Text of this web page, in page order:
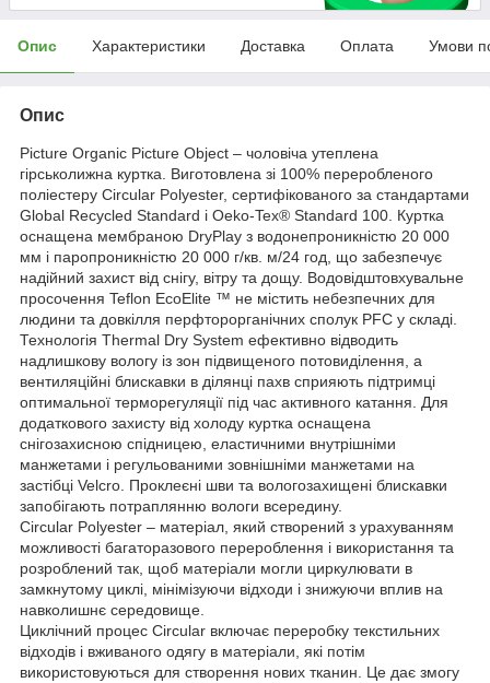
Опис Характеристики Доставка Оплата Умови
Опис
Picture Organic Picture Object – чоловіча утеплена
гірськолижна куртка. Виготовлена зі 100% переробленого
поліестеру Circular Polyester, сертифікованого за стандартами
Global Recycled Standard і Oeko-Tex® Standard 100. Куртка
оснащена мембраною DryPlay з водонепроникністю 20 000
мм і паропроникністю 20 000 г/кв. м/24 год, що забезпечує
надійний захист від снігу, вітру та дощу. Водовідштовхувальне
просочення Teflon EcoElite ™ не містить небезпечних для
людини та довкілля перфторорганічних сполук PFC у складі.
Технологія Thermal Dry System ефективно відводить
надлишкову вологу із зон підвищеного потовиділення, а
вентиляційні блискавки в ділянці пахв сприяють підтримці
оптимальної терморегуляції під час активного катання. Для
додаткового захисту від холоду куртка оснащена
снігозахисною спідницею, еластичними внутрішніми
манжетами і регульованими зовнішніми манжетами на
застібці Velcro. Проклеєні шви та вологозахищені блискавки
запобігають потраплянню вологи всередину.
Circular Polyester – матеріал, який створений з урахуванням
можливості багаторазового перероблення і використання та
розроблений так, щоб матеріали могли циркулювати в
замкнутому циклі, мінімізуючи відходи і знижуючи вплив на
навколишнє середовище.
Циклічний процес Circular включає переробку текстильних
відходів і вживаного одягу в матеріали, які потім
використовуються для створення нових тканин. Це дає змогу